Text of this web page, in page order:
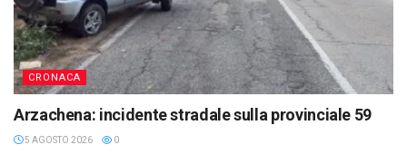
CRONACA
Arzachena: incidente stradale sulla provinciale 59
5 AGOSTO 2026 0